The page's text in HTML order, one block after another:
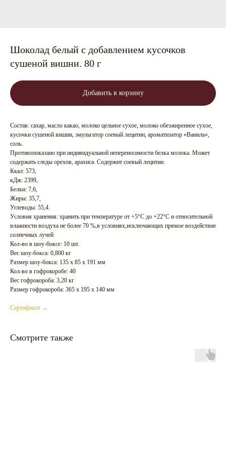
Шоколад белый с добавлением кусочков
сушеной вишни. 80 г
Добавить в корзину
Состав: сахар, масло какао, молоко цельное сухое, молоко обезжиренное сухое,
кусочки сушеной вишни, эмульгатор соевый лецитин, ароматизатор «Ваниль»,
соль.
Противопоказано при индивидуальной непереносимости белка молока. Может
содержать следы орехов, арахиса. Содержит соевый лецитин.
Ккал: 573,
кДж: 2399,
Белки: 7,6,
Жиры: 35,7,
Углеводы: 55,4.
Условия хранения: хранить при температуре от +5°С до +22°С и относительной
влажности воздуха не более 70 %,в условиях,исключающих прямое воздействие
солнечных лучей
Кол-во в шоу-боксе: 10 шт.
Вес шоу-бокса: 0,800 кг
Размер шоу-бокса: 135 х 85 х 191 мм
Кол-во в гофрокоробе: 40
Вес гофрокороба: 3,20 кг
Размер гофрокороба: 365 х 195 х 140 мм
Сертификат →
Смотрите также